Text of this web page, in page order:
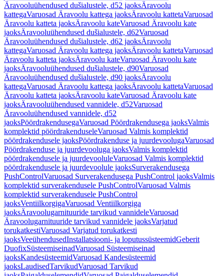
Äravooluühendused dušialustele, d52 jaoksÄravoolu
kattegaVaruosad Äravoolu kattega jaoksÄravoolu kattetaVaruosad
Äravoolu katteta jaoksÄravoolu kateVaruosad Äravoolu kate
jaoksÄravooluühendused dušialustele, d62Varuosad
Äravooluühendused dušialustele, d62 jaoksÄravoolu
kattegaVaruosad Äravoolu kattega jaoksÄravoolu kattetaVaruosad
Äravoolu katteta jaoksÄravoolu kateVaruosad Äravoolu kate
jaoksÄravooluühendused dušialustele, d90Varuosad
Äravooluühendused dušialustele, d90 jaoksÄravoolu
kattegaVaruosad Äravoolu kattega jaoksÄravoolu kattetaVaruosad
Äravoolu katteta jaoksÄravoolu kateVaruosad Äravoolu kate
jaoksÄravooluühendused vannidele, d52Varuosad
Äravooluühendused vannidele, d52
jaoksPöördrakendusegaVaruosad Pöördrakendusega jaoksValmis
komplektid pöördrakenduseleVaruosad Valmis komplektid
pöördrakendusele jaoksPöördrakenduse ja juurdevoolugaVaruosad
Pöördrakenduse ja juurdevooluga jaoksValmis komplektid
pöördrakendusele ja juurdevooluleVaruosad Valmis komplektid
pöördrakendusele ja juurdevoolule jaoksSurverakendusega
PushControlVaruosad Surverakendusega PushControl jaoksValmis
komplektid surverakendusele PushControlVaruosad Valmis
komplektid surverakendusele PushControl
jaoksVentiilkorgigaVaruosad Ventiilkorgiga
jaoksÄravoolugarnituuride tarvikud vannideleVaruosad
Äravoolugarnituuride tarvikud vannidele jaoksVarjatud
torukatkestiVaruosad Varjatud torukatkesti
jaoksVeeühendusedInstallatsiooni- ja loputussüsteemidGeberit
DuofixSüsteemiseinadVaruosad Süsteemiseinad
jaoksKandesüsteemidVaruosad Kandesüsteemid
jaoksLaudisedTarvikudVaruosad Tarvikud